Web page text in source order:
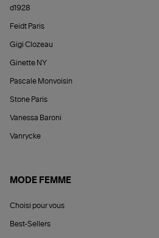
d1928
Feidt Paris
Gigi Clozeau
Ginette NY
Pascale Monvoisin
Stone Paris
Vanessa Baroni
Vanrycke
MODE FEMME
Choisi pour vous
Best-Sellers